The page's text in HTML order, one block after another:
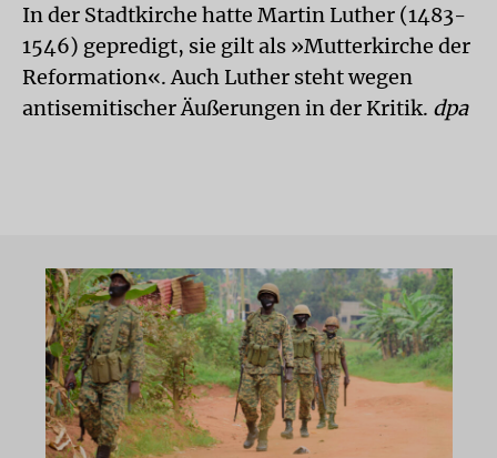
In der Stadtkirche hatte Martin Luther (1483-
1546) gepredigt, sie gilt als »Mutterkirche der
Reformation«. Auch Luther steht wegen
antisemitischer Äußerungen in der Kritik. dpa